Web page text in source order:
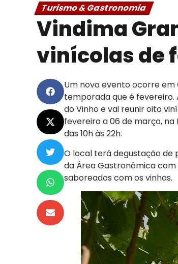
Turismo & Gastronomia
Vindima
vinícolas de
Um novo evento ocorre
temporada que é fevereiro.
do Vinho e vai reunir oito
fevereiro a 06 de março, na
das 10h às 22h.
O local terá degustação de
da Área Gastronômica
saboreados com os vinhos.